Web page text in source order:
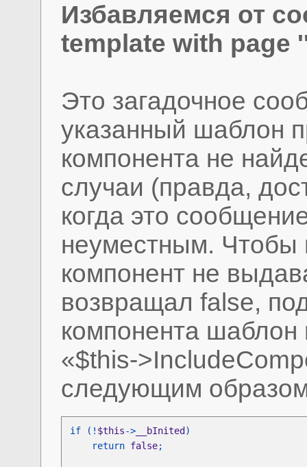
Избавляемся от
template with page
Это загадочное
указанный шаблон
компонента не
случаи (правда,
когда это
неуместным. Чтобы
компонент не
возвращал false,
компонента шаблон
«$this-
следующим
if (! $this-> __bInited
return false